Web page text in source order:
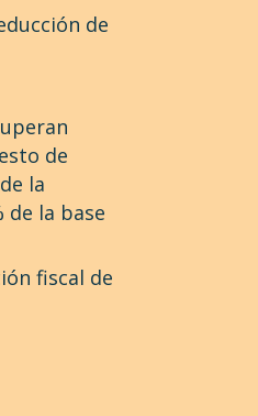
de
de
la
de la base
fiscal de